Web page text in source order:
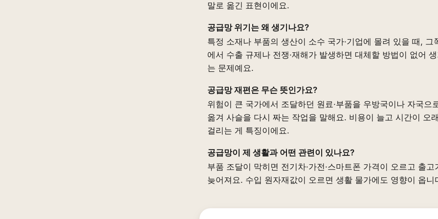
말로 옮긴 표현이에요.
공급망 위기는 왜 생기나요?
특정 소재나 부품의 생산이 소수 국가·기업에 몰려 있을 때, 그
에서 수출 규제나 전쟁·재해가 발생하면 대체할 방법이 없어 생
는 문제예요.
공급망 재편은 무슨 뜻인가요?
위험이 큰 국가에서 조달하던 원료·부품을 우방국이나 자국으
옮겨 사슬을 다시 짜는 작업을 말해요. 비용이 늘고 시간이 오래
걸리는 게 특징이에요.
공급망이 제 생활과 어떤 관련이 있나요?
부품 조달이 막히면 전기차·가전·스마트폰 가격이 오르고 출고
늦어져요. 수입 원자재값이 오르면 생활 물가에도 영향이 옵니